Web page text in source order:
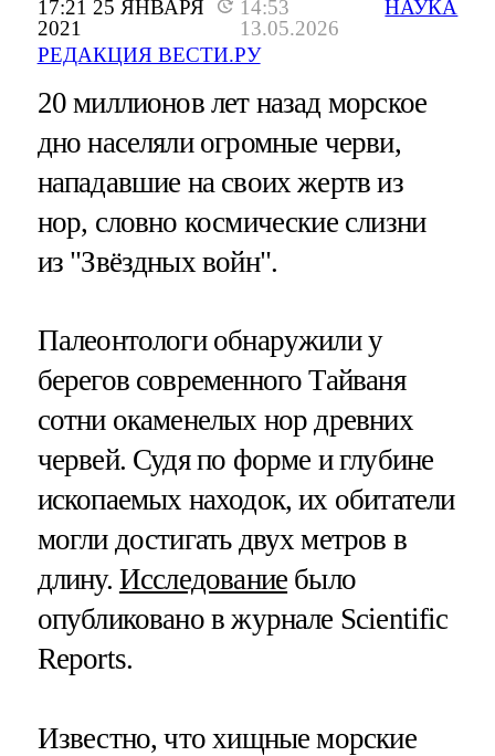
17:21 25 ЯНВАРЯ
2021
14:53
13.05.2026
РЕДАКЦИЯ ВЕСТИ.РУ
НАУКА
20 миллионов лет назад морское
дно населяли огромные черви,
нападавшие на своих жертв из
нор, словно космические слизни
из "Звёздных войн".
Палеонтологи обнаружили у
берегов современного Тайваня
сотни окаменелых нор древних
червей. Судя по форме и глубине
ископаемых находок, их обитатели
могли достигать двух метров в
длину. Исследование было
опубликовано в журнале Scientific
Reports.
Известно, что хищные морские